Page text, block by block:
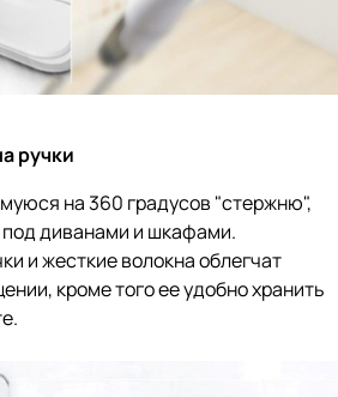
ручки
на 360 градусов "стержню",
диванами и шкафами.
и жесткие волокна облегчат
кроме того ее удобно хранить